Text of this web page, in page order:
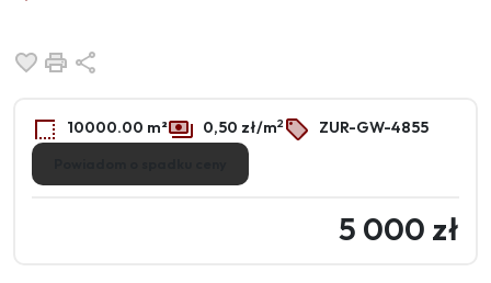
Dodaj do ulubionych
Drukuj
10000.00 m² 0,50 zł/m2 ZUR-GW-4855
5 000 zł